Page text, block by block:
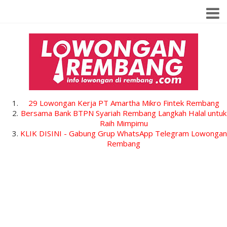
29 Lowongan Kerja PT Amartha Mikro Fintek Rembang
Bersama Bank BTPN Syariah Rembang Langkah Halal untuk
Raih Mimpimu
KLIK DISINI - Gabung Grup WhatsApp Telegram Lowongan
Rembang